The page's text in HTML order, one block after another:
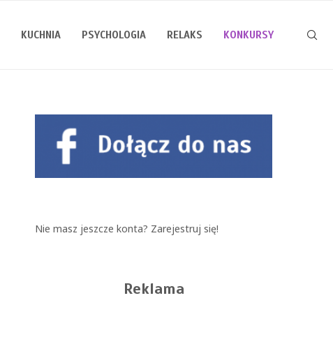
KUCHNIA PSYCHOLOGIA RELAKS KONKURSY
Nie masz jeszcze konta? Zarejestruj się!
Reklama